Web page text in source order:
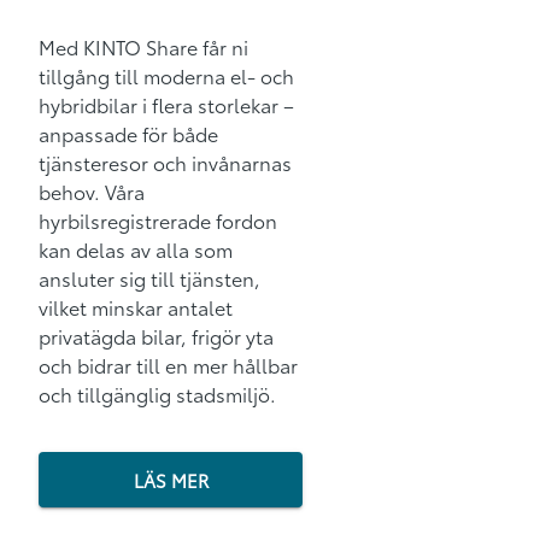
Med KINTO Share får ni
tillgång till moderna el- och
hybridbilar i flera storlekar –
anpassade för både
tjänsteresor och invånarnas
behov. Våra
hyrbilsregistrerade fordon
kan delas av alla som
ansluter sig till tjänsten,
vilket minskar antalet
privatägda bilar, frigör yta
och bidrar till en mer hållbar
och tillgänglig stadsmiljö.
LÄS MER